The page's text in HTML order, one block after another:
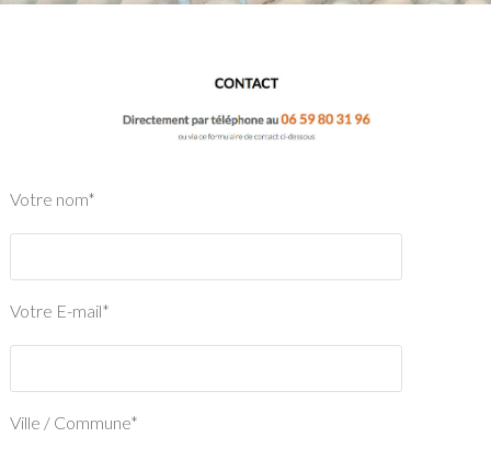
Votre nom*
Votre E-mail*
Ville / Commune*